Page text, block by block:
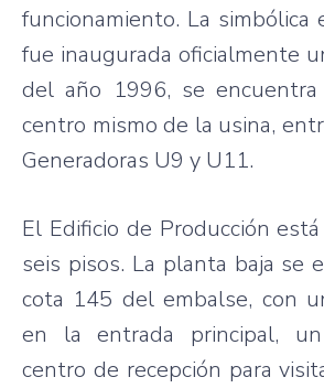
funcionamiento. La simbólica
fue inaugurada oficialmente
del año 1996, se
centro mismo de la usina,
Generadoras U9 y U11.
El Edificio de Producción
seis pisos. La planta baja se
cota 145 del embalse, con
en la entrada principal,
centro de recepción para